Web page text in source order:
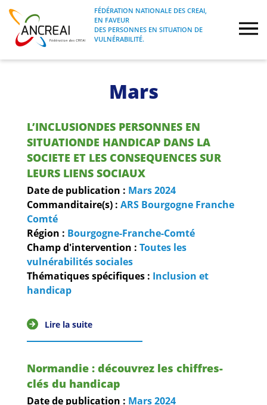
Skip
content
ANCREAI
FÉDÉRATION NATIONALE DES CREAI, EN
FAVEUR DES PERSONNES EN SITUATION
FÉDÉRATION NATIONALE DES CREAI,
EN FAVEUR
DES PERSONNES EN SITUATION DE
VULNÉRABILITÉ.
Journées nationales
Formations
Projets Fédéraux
Espace emploi
Guides et outils
ARSENE
Mars
L’INCLUSIONDES PERSONNES EN
SITUATIONDE HANDICAP DANS LA
SOCIETE ET LES CONSEQUENCES SUR
LEURS LIENS SOCIAUX
Date de publication : Mars2024
Commanditaire(s) : ARS Bourgogne Franche
Comté
Région : Bourgogne-Franche-Comté
Champ d'intervention : Toutes les
vulnérabilités sociales
Thématiques spécifiques : Inclusion et
handicap
Lire la suite
Normandie : découvrez les chiffres-
clés du handicap
Date de publication : Mars2024